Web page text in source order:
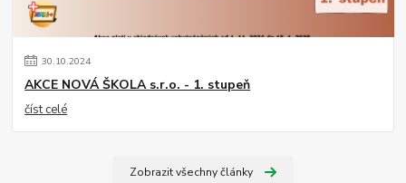
30.10.2024
AKCE NOVÁ ŠKOLA s.r.o. - 1. stupeň
číst celé
Zobrazit všechny články